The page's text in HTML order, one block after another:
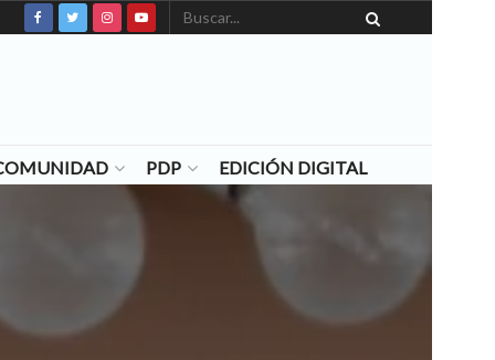
PDP EDICIÓN DIGITAL